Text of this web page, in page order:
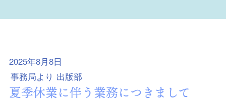
2025年8月8日
事務局より 出版部
夏季休業に伴う業務につきまして